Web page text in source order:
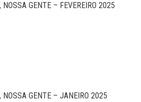
GENTE – FEVEREIRO 2025
NOSSA GENTE – JANEIRO 2025